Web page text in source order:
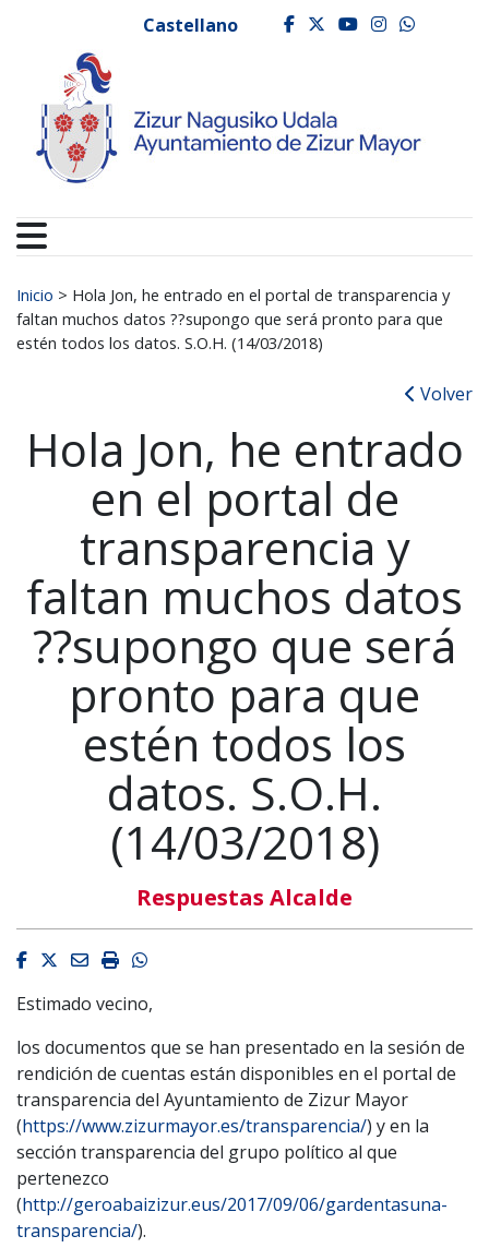
Ayuntamiento de
Castellano facebook
twitter
youtube
Buscar:
Inicio > Hola Jon, he entrado en el portal de transparencia y
faltan muchos datos ??supongo que será pronto para que
estén todos los datos. S.O.H. (14/03/2018)
Volver
Hola Jon, he entrado
en el portal de
transparencia y
faltan muchos datos
??supongo que será
pronto para que
estén todos los
datos. S.O.H.
(14/03/2018)
Respuestas Alcalde
Facebook
Twitter
EmailImprimirWhatsapp
Estimado vecino,
los documentos que se han presentado en la sesión de
rendición de cuentas están disponibles en el portal de
transparencia del Ayuntamiento de Zizur Mayor
(https://www.zizurmayor.es/transparencia/) y en la
sección transparencia del grupo político al que
pertenezco
(http://geroabaizizur.eus/2017/09/06/gardentasuna-
transparencia/).